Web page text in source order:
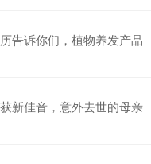
告诉你们，植物养发产品
新佳音，意外去世的母亲